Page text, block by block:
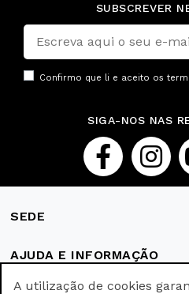
SUBSCREVER
Confirmo que li e aceito os
SIGA-NOS NAS
SEDE
AJUDA E INFORMAÇÃO
A utilização de cookies